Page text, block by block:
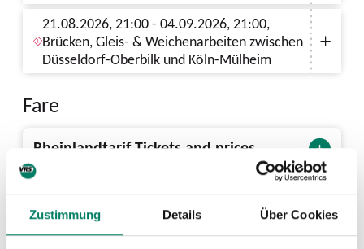
Zustimmung Details Über Cookies
21.08.2026, 21:00 - 04.09.2026, 21:00,
Brücken, Gleis- & Weichenarbeiten zwischen
Düsseldorf-Oberbilk und Köln-Mülheim
Fare
PDF
Rheinlandtarif Tickets and prices
Next departures from Garath (S)